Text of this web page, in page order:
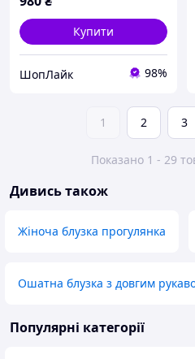
Купити
ШопЛайк 98%
1 2 3
Показано 1 - 29
Дивись також
Жіноча блузка прогулянка
Ошатна блузка з довгим
Популярні категорії